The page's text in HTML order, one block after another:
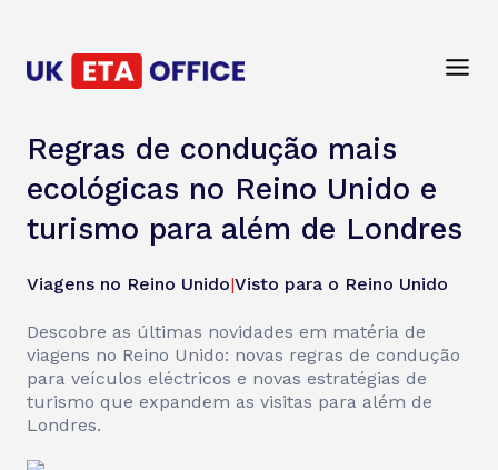
Regras de condução mais
ecológicas no Reino Unido e
turismo para além de Londres
Viagens no Reino Unido|Visto para o Reino Unido
Descobre as últimas novidades em matéria de
viagens no Reino Unido: novas regras de condução
para veículos eléctricos e novas estratégias de
turismo que expandem as visitas para além de
Londres.